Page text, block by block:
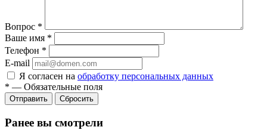
Вопрос *
Ваше имя *
Телефон *
E-mail
Я согласен на обработку персональных данных
* — Обязательные поля
Сбросить
Ранее вы смотрели